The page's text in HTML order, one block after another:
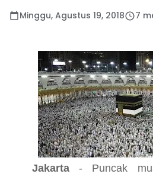
Minggu, Agustus 19, 2018 7
Jakarta- Puncak